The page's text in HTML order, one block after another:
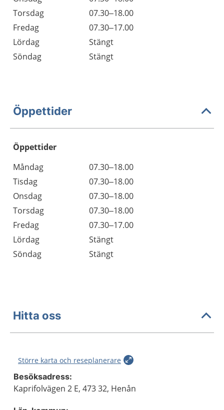
Torsdag
07.30–18.00
Fredag
07.30–17.00
Lördag
Stängt
Söndag
Stängt
Öppettider
Öppettider
Dag
Öppettider
Kommentarer
Måndag
07.30–18.00
Tisdag
07.30–18.00
Onsdag
07.30–18.00
Torsdag
07.30–18.00
Fredag
07.30–17.00
Lördag
Stängt
Söndag
Stängt
Hitta oss
Större karta och reseplanerare
Besöksadress:
Kaprifolvägen 2 E, 473 32, Henån